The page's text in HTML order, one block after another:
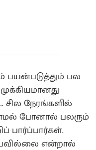
பயன்படுத்தும் பல
நேரங்களில்
போனால் பலரும்
பார்ப்பார்கள்.
என்றால்